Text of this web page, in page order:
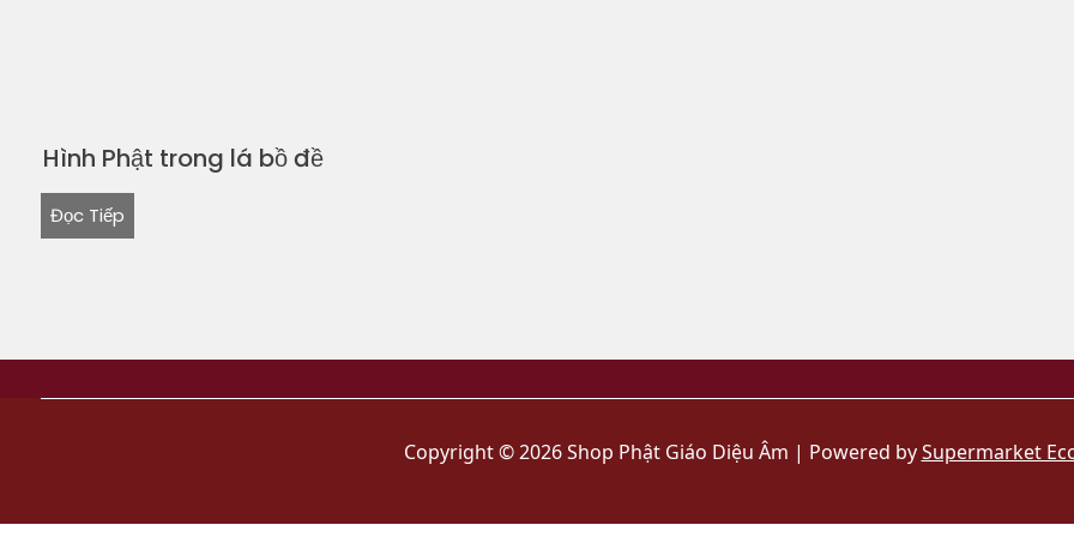
Hình Phật trong lá bồ đề
Đọc Tiếp
Copyright © 2026 Shop Phật Giáo Diệu Âm | Powered bySupermarket